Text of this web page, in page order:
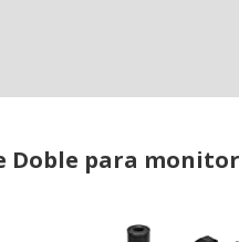
Doble para